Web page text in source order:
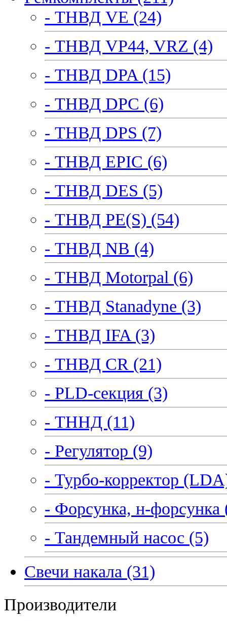
- ТНВД VE (24)
- ТНВД VP44, VRZ (4)
- ТНВД DPA (15)
- ТНВД DPC (6)
- ТНВД DPS (7)
- ТНВД EPIC (6)
- ТНВД DES (5)
- ТНВД PE(S) (54)
- ТНВД NB (4)
- ТНВД Motorpal (6)
- ТНВД Stanadyne (3)
- ТНВД IFA (3)
- ТНВД CR (21)
- PLD-секция (3)
- ТННД (11)
- Регулятор (9)
- Турбо-корректор
- Форсунка, н-форсунка
- Тандемный насос (5)
Свечи накала (31)
Производители